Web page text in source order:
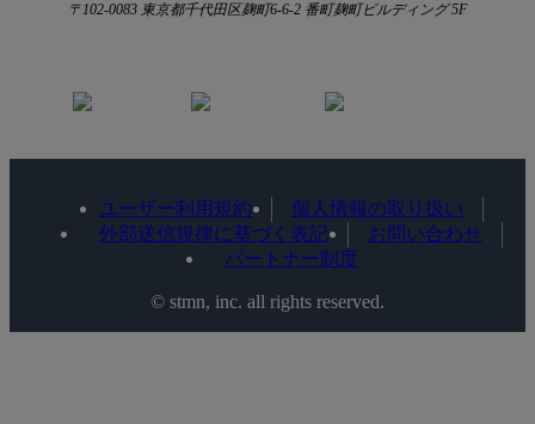
〒102-0083 東京都千代田区麹町6-6-2 番町麹町ビルディング 5F
ユーザー利用規約
個人情報の取り扱い
外部送信規律に基づく表記
お問い合わせ
パートナー制度
©️ stmn, inc. all rights reserved.